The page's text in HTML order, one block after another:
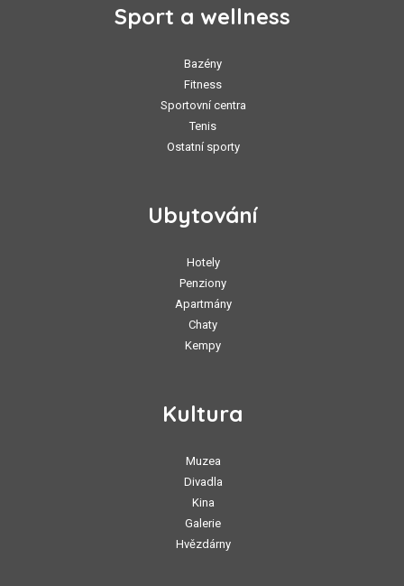
Sport a wellness
Bazény
Fitness
Sportovní centra
Tenis
Ostatní sporty
Ubytování
Hotely
Penziony
Apartmány
Chaty
Kempy
Kultura
Muzea
Divadla
Kina
Galerie
Hvězdárny